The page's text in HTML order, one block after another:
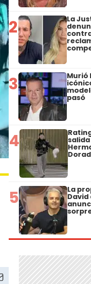
2 La
3 Murió
pasó
4
5 La
David